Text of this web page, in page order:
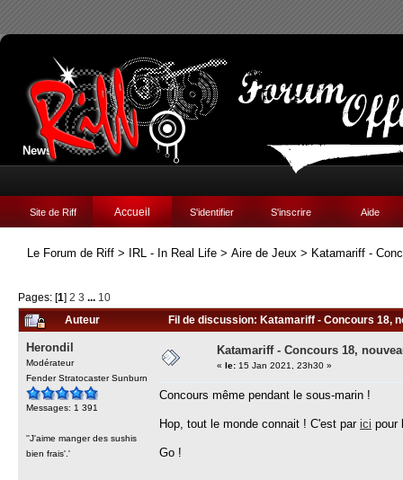
News:
Site de Riff Accueil S'identifier S'inscrire Aide
Le Forum de Riff > IRL - In Real Life > Aire de Jeux > Katamariff -
Pages: [1] 2 3 ... 10
Auteur
Fil de discussion: Katamariff - Concours 18,
Herondil
Modérateur
Fender Stratocaster Sunburn
Messages: 1 391
''J'aime manger des sushis
bien frais'.'
Katamariff - Concours 18,
« le: 15 Jan 2021, 23h30 »
Concours même pendant le sous-marin !
Hop, tout le monde connait ! C'est par ici pour
Go !